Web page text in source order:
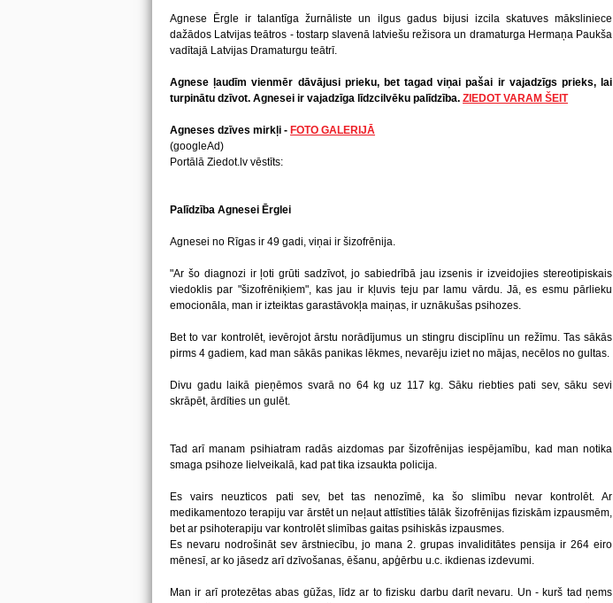
Agnese Ērgle ir talantīga žurnāliste un ilgus gadus bijusi izcila skatuves māksliniece
dažādos Latvijas teātros - tostarp slavenā latviešu režisora un dramaturga Hermaņa Paukša
vadītajā Latvijas Dramaturgu teātrī.
Agnese ļaudīm vienmēr dāvājusi prieku, bet tagad viņai pašai ir vajadzīgs prieks, lai
turpinātu dzīvot. Agnesei ir vajadzīga līdzcilvēku palīdzība. ZIEDOT VARAM ŠEIT
Agneses dzīves mirkļi - FOTO GALERIJĀ
(googleAd)
Portālā Ziedot.lv vēstīts:
Palīdzība Agnesei Ērglei
Agnesei no Rīgas ir 49 gadi, viņai ir šizofrēnija.
"Ar šo diagnozi ir ļoti grūti sadzīvot, jo sabiedrībā jau izsenis ir izveidojies stereotipiskais
viedoklis par "šizofrēniķiem", kas jau ir kļuvis teju par lamu vārdu. Jā, es esmu pārlieku
emocionāla, man ir izteiktas garastāvokļa maiņas, ir uznākušas psihozes.
Bet to var kontrolēt, ievērojot ārstu norādījumus un stingru disciplīnu un režīmu. Tas sākās
pirms 4 gadiem, kad man sākās panikas lēkmes, nevarēju iziet no mājas, necēlos no gultas.
Divu gadu laikā pieņēmos svarā no 64 kg uz 117 kg. Sāku riebties pati sev, sāku sevi
skrāpēt, ārdīties un gulēt.
Tad arī manam psihiatram radās aizdomas par šizofrēnijas iespējamību, kad man notika
smaga psihoze lielveikalā, kad pat tika izsaukta policija.
Es vairs neuzticos pati sev, bet tas nenozīmē, ka šo slimību nevar kontrolēt. Ar
medikamentozo terapiju var ārstēt un neļaut attīstīties tālāk šizofrēnijas fiziskām izpausmēm,
bet ar psihoterapiju var kontrolēt slimības gaitas psihiskās izpausmes.
Es nevaru nodrošināt sev ārstniecību, jo mana 2. grupas invaliditātes pensija ir 264 eiro
mēnesī, ar ko jāsedz arī dzīvošanas, ēšanu, apģērbu u.c. ikdienas izdevumi.
Man ir arī protezētas abas gūžas, līdz ar to fizisku darbu darīt nevaru. Un - kurš tad ņems